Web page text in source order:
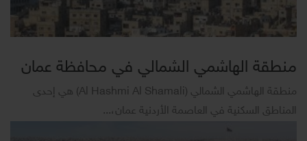
منطقة الهاشمي الشمالي في محافظة عمان
منطقة الهاشمي الشمالي (Al Hashmi Al Shamali) هي إحدى
المناطق السكنية في العاصمة الأردنية عمان،...